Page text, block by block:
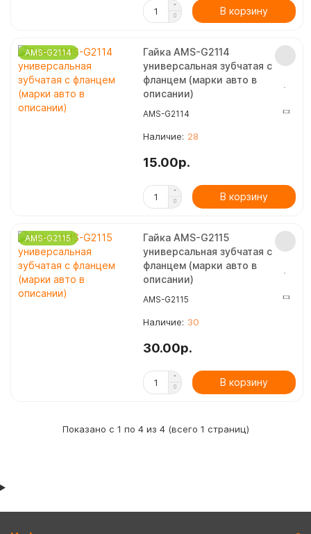
В корзину
AMS-G2114
Гайка AMS-G2114
универсальная зубчатая с
фланцем (марки авто в
описании)
AMS-G2114
28
15.00р.
В корзину
AMS-G2115
Гайка AMS-G2115
универсальная зубчатая с
фланцем (марки авто в
описании)
AMS-G2115
30
30.00р.
В корзину
Показано с 1 по 4 из 4 (всего 1 страниц)